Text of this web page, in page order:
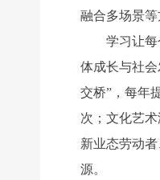
融合多场景
学习让每个
体成长与社
交桥”，每年
次；文化艺
新业态劳动
源。